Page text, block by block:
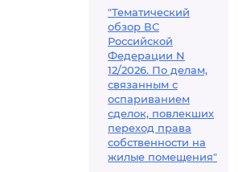
"Тематический
обзор ВС
Российской
Федерации N
12/2026. По делам,
связанным с
оспариванием
сделок, повлекших
переход права
собственности на
жилые помещения"